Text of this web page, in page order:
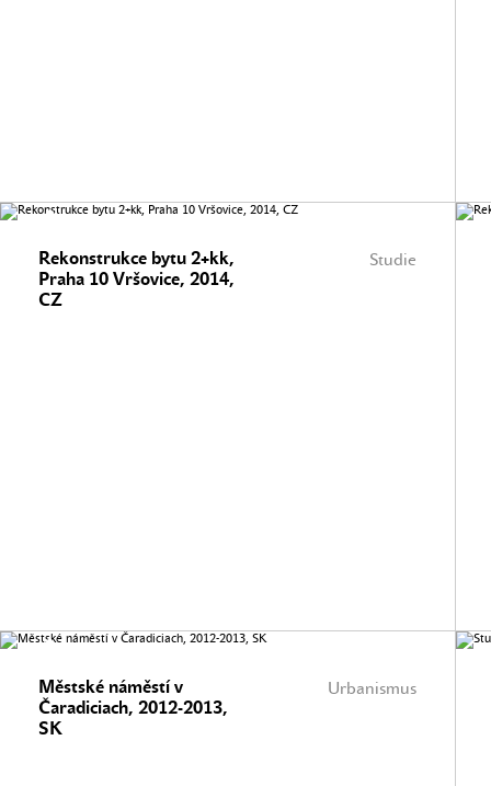
Studie
Rekonstrukce bytu 2+kk,
Praha 10 Vršovice, 2014,
CZ
Urbanismus
Městské náměstí v
Čaradiciach, 2012-2013,
SK